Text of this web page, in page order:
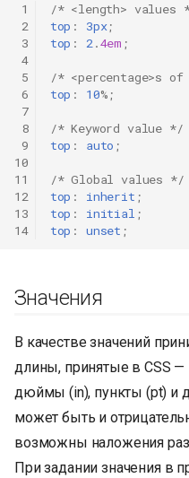
1
2
3
4
5
6
7
8
9
10
11
12
13
14
/* <length> values
top : 3px;
top : 2.4em ;
/* <percentage>s
top : 10%;
/* Keyword value */
top : auto ;
/* Global values */
top : inherit ;
top : initial ;
top : unset ;
Значения
В качестве значений
длины, принятые в CSS —
дюймы (in), пункты (pt) и
может быть и
возможны наложения
При задании значения в